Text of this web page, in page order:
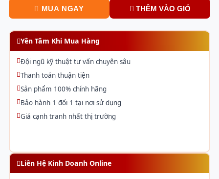
MUA NGAY THÊM VÀO GIỎ
Yên Tâm Khi Mua Hàng
Đội ngũ kỹ thuật tư vấn chuyên sâu
Thanh toán thuận tiện
Sản phẩm 100% chính hãng
Bảo hành 1 đổi 1 tại nơi sử dụng
Giá cạnh tranh nhất thị trường
Liên Hệ Kinh Doanh Online